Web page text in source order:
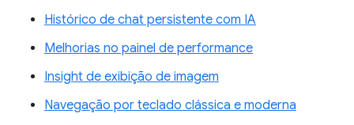
Histórico de chat persistente com IA
Melhorias no painel de performance
Insight de exibição de imagem
Navegação por teclado clássica e moderna